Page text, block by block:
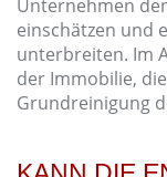
Unternehmen
einschätzen und
unterbreiten. Im
der Immobilie,
Grundreinigung